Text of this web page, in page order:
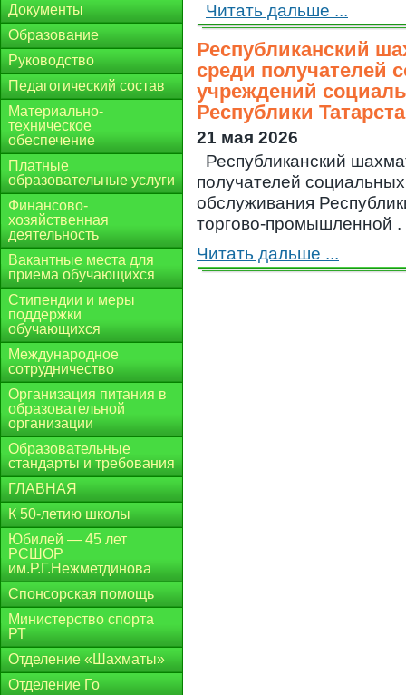
Документы
Образование
Руководство
Педагогический состав
Материально-
техническое
обеспечение
Платные
образовательные услуги
Финансово-
хозяйственная
деятельность
Вакантные места для
приема обучающихся
Стипендии и меры
поддержки
обучающихся
Международное
сотрудничество
Организация питания в
образовательной
организации
Образовательные
стандарты и требования
ГЛАВНАЯ
К 50-летию школы
Юбилей — 45 лет
РСШОР
им.Р.Г.Нежметдинова
Спонсорская помощь
Министерство спорта
РТ
Отделение «Шахматы»
Отделение Го
Читать дальше ...
Республиканский
среди получателей
учреждений
Республики
21 мая 2026
Республиканский
получателей
обслуживания
торгово-промышленной .
Читать дальше ...